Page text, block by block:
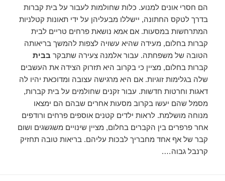
הם חסרי אונים למנוע. כלות שחולמות לעבור על בית קברות
בדרך לטקס החתונה, יישללו מבעליהן על ידי תאונות קטלניות
המתרחשות במסעות. אם אמא נושאת פרחים טריים לבית
קברות בחלום, מעידה שהיא עשויה לצפות להמשך בריאותה
הטובה של משפחתה. עבור אלמנה צעירה שתבקר בבית
קברות בחלום, מציין כי בקרוב היא תזרוק הצידה את העשבים
שלה בגלימות זוגיות. אם היא מרגישה עצובה ומדוכאת יהיו לה
דאגות וחרטות חדשות. עבור זקנים שחולמים על בית קברות,
מסמל שהם יעשו בקרוב מסעות אחרים שבהם הם ימצאו
מנוחה מושלמת. לראות ילדים קטנים אוספים פרחים ורודפים
אחר פרפרים בין הקברים בחלום, מציין שינויים משגשגים ושום
קבר של אף אחד מחבריך לבכות עליהם. בריאות טובה תחזיק
קרנבל גבוה….